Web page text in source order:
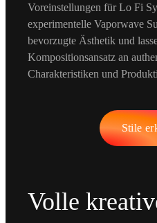
Voreinstellungen für Lo Fi
experimentelle Vaporwave
bevorzugte Ästhetik und
Kompositionsansatz an
Charakteristiken und
Stile
Volle